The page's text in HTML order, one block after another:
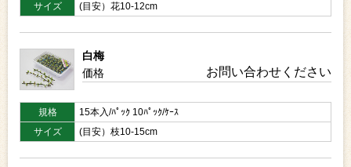
サイズ
(目安）花10-12cm
白梅
価格
お問い合わせください
規格
15本入/ﾊﾟｯｸ 10ﾊﾟｯｸ/ｹｰｽ
サイズ
(目安）枝10-15cm